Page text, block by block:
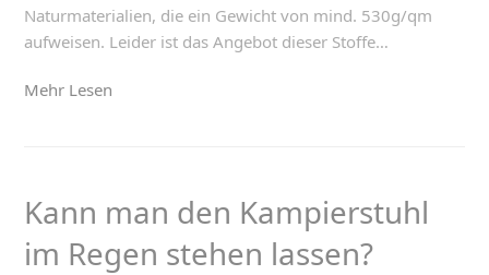
Naturmaterialien, die ein Gewicht von mind. 530g/qm
aufweisen. Leider ist das Angebot dieser Stoffe…
Mehr Lesen
Kann man den Kampierstuhl
im Regen stehen lassen?